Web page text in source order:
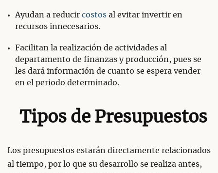
Ayudan a reducir costos al evitar invertir en
recursos innecesarios.
Facilitan la realización de actividades al
departamento de finanzas y producción, pues se
les dará información de cuanto se espera vender
en el periodo determinado.
Tipos de Presupuestos
Los presupuestos estarán directamente relacionados
al tiempo, por lo que su desarrollo se realiza antes,